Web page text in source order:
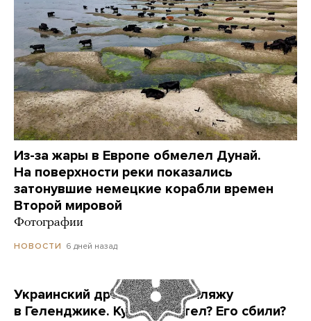
Из-за жары в Европе обмелел Дунай.
На поверхности реки показались
затонувшие немецкие корабли времен
Второй мировой
Фотографии
НОВОСТИ 6 дней назад
Украинский дрон попал по пляжу
в Геленджике. Куда он летел? Его сбили?